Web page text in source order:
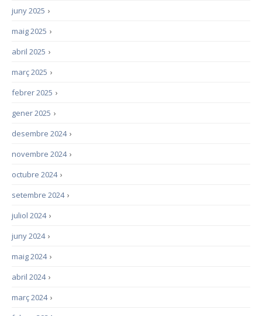
›
juny 2025
›
maig 2025
›
abril 2025
›
març 2025
›
febrer 2025
›
gener 2025
›
desembre 2024
›
novembre 2024
›
octubre 2024
›
setembre 2024
›
juliol 2024
›
juny 2024
›
maig 2024
›
abril 2024
›
març 2024